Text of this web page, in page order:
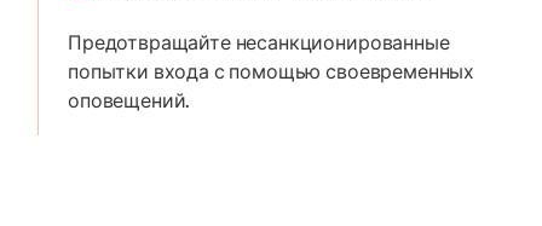
Предотвращайте несанкционированные
попытки входа с помощью своевременных
оповещений.